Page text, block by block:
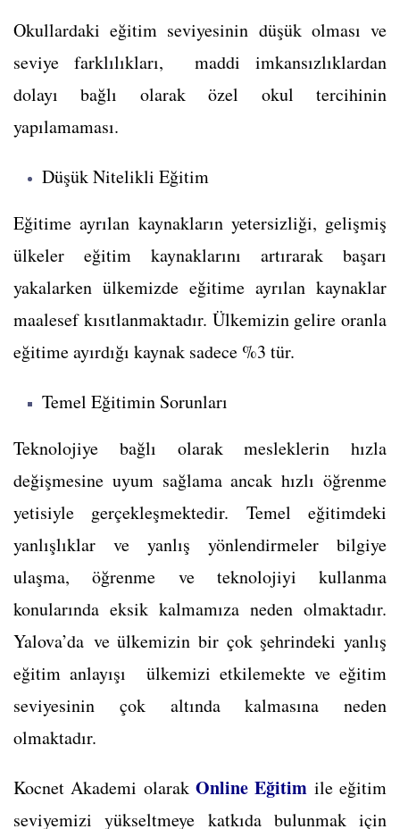
Okullardaki eğitim seviyesinin düşük olması ve
seviye farklılıkları, maddi imkansızlıklardan
dolayı bağlı olarak özel okul tercihinin
yapılamaması.
Düşük Nitelikli Eğitim
Eğitime ayrılan kaynakların yetersizliği, gelişmiş
ülkeler eğitim kaynaklarını artırarak başarı
yakalarken ülkemizde eğitime ayrılan kaynaklar
maalesef kısıtlanmaktadır. Ülkemizin gelire oranla
eğitime ayırdığı kaynak sadece %3 tür.
Temel Eğitimin Sorunları
Teknolojiye bağlı olarak mesleklerin hızla
değişmesine uyum sağlama ancak hızlı öğrenme
yetisiyle gerçekleşmektedir. Temel eğitimdeki
yanlışlıklar ve yanlış yönlendirmeler bilgiye
ulaşma, öğrenme ve teknolojiyi kullanma
konularında eksik kalmamıza neden olmaktadır.
Yalova’da ve ülkemizin bir çok şehrindeki yanlış
eğitim anlayışı ülkemizi etkilemekte ve eğitim
seviyesinin çok altında kalmasına neden
olmaktadır.
Kocnet Akademi olarak Online Eğitim ile eğitim
seviyemizi yükseltmeye katkıda bulunmak için